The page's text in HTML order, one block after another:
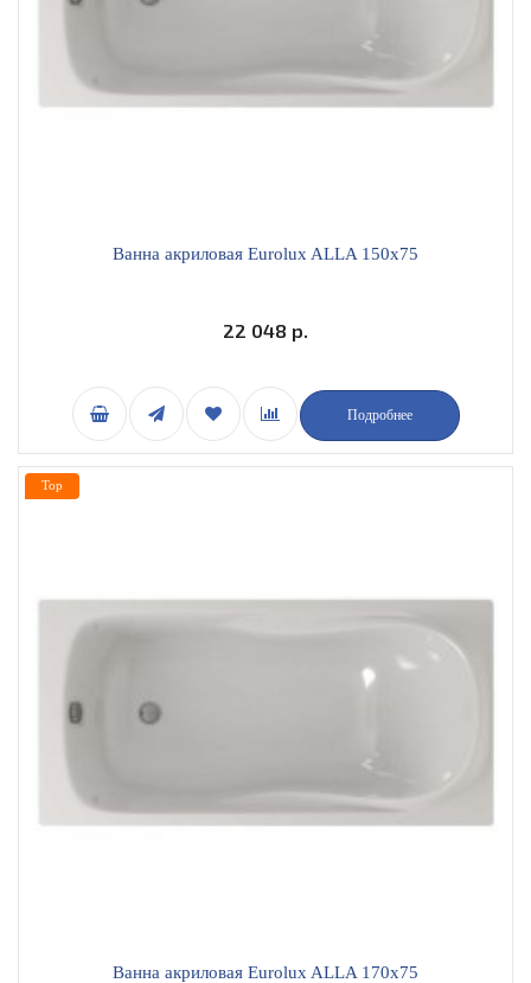
Ванна акриловая Eurolux ALLA 150х75
22 048 р.
Подробнее
Ванна акриловая Eurolux ALLA 170х75
Top